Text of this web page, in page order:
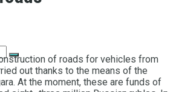
of roads for vehicles from
out thanks to the means of the
At the moment, these are funds of